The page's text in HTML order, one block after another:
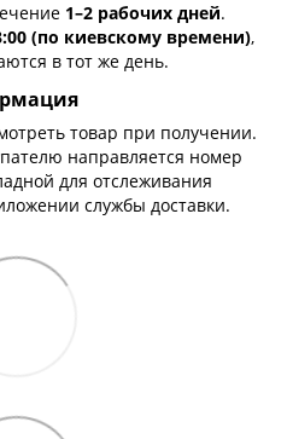
1–2 рабочих дней.
(по киевскому времени),
в тот же день.
товар при получении.
направляется номер
для отслеживания
службы доставки.